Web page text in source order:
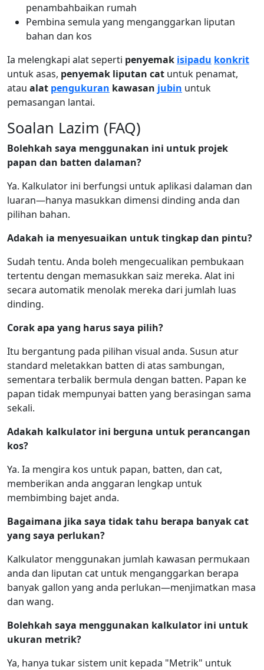
penambahbaikan rumah
Pembina semula yang menganggarkan liputan
bahan dan kos
Ia melengkapi alat seperti penyemak isipadu konkrit
untuk asas, penyemak liputan cat untuk penamat,
atau alat pengukuran kawasan jubin untuk
pemasangan lantai.
Soalan Lazim (FAQ)
Bolehkah saya menggunakan ini untuk projek
papan dan batten dalaman?
Ya. Kalkulator ini berfungsi untuk aplikasi dalaman dan
luaran—hanya masukkan dimensi dinding anda dan
pilihan bahan.
Adakah ia menyesuaikan untuk tingkap dan pintu?
Sudah tentu. Anda boleh mengecualikan pembukaan
tertentu dengan memasukkan saiz mereka. Alat ini
secara automatik menolak mereka dari jumlah luas
dinding.
Corak apa yang harus saya pilih?
Itu bergantung pada pilihan visual anda. Susun atur
standard meletakkan batten di atas sambungan,
sementara terbalik bermula dengan batten. Papan ke
papan tidak mempunyai batten yang berasingan sama
sekali.
Adakah kalkulator ini berguna untuk perancangan
kos?
Ya. Ia mengira kos untuk papan, batten, dan cat,
memberikan anda anggaran lengkap untuk
membimbing bajet anda.
Bagaimana jika saya tidak tahu berapa banyak cat
yang saya perlukan?
Kalkulator menggunakan jumlah kawasan permukaan
anda dan liputan cat untuk menganggarkan berapa
banyak gallon yang anda perlukan—menjimatkan masa
dan wang.
Bolehkah saya menggunakan kalkulator ini untuk
ukuran metrik?
Ya, hanya tukar sistem unit kepada "Metrik" untuk